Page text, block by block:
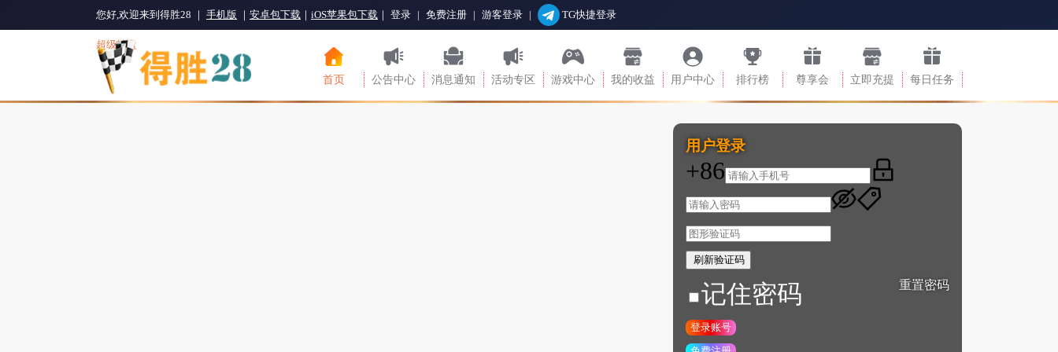
您好,欢迎来到得胜28 ｜ 手机版 安卓包下载 iOS苹果包下载 登录 免费注册 游客登录 TG快捷登录
超级转盘
首页 公告中心 消息通知 活动专区 游戏中心 我的收益 用户中心 排行榜 尊享会 立即充提 每日任务
用户登录
+86
刷新验证码
记住密码 重置密码
登录账号